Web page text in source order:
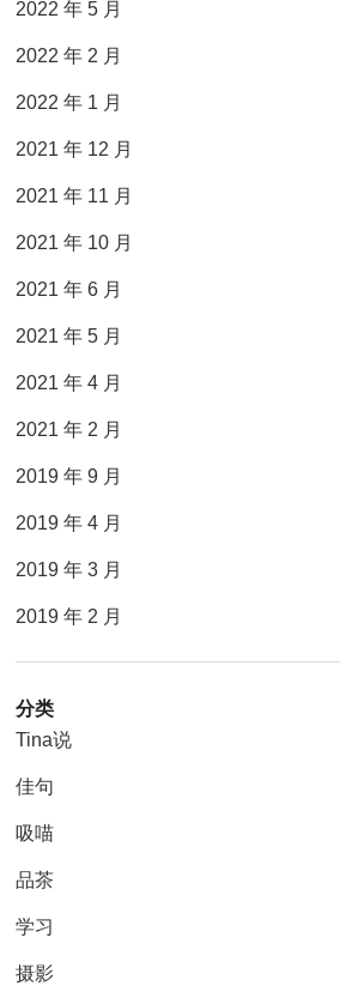
2022 年 5 月
2022 年 2 月
2022 年 1 月
2021 年 12 月
2021 年 11 月
2021 年 10 月
2021 年 6 月
2021 年 5 月
2021 年 4 月
2021 年 2 月
2019 年 9 月
2019 年 4 月
2019 年 3 月
2019 年 2 月
分类
Tina说
佳句
吸喵
品茶
学习
摄影